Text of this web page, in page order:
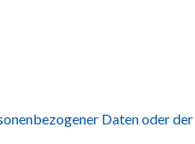
Daten oder